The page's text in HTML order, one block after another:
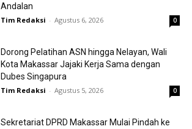
Andalan
Tim Redaksi - Agustus 6, 2026 0
Dorong Pelatihan ASN hingga Nelayan, Wali
Kota Makassar Jajaki Kerja Sama dengan
Dubes Singapura
Tim Redaksi - Agustus 5, 2026 0
Sekretariat DPRD Makassar Mulai Pindah ke